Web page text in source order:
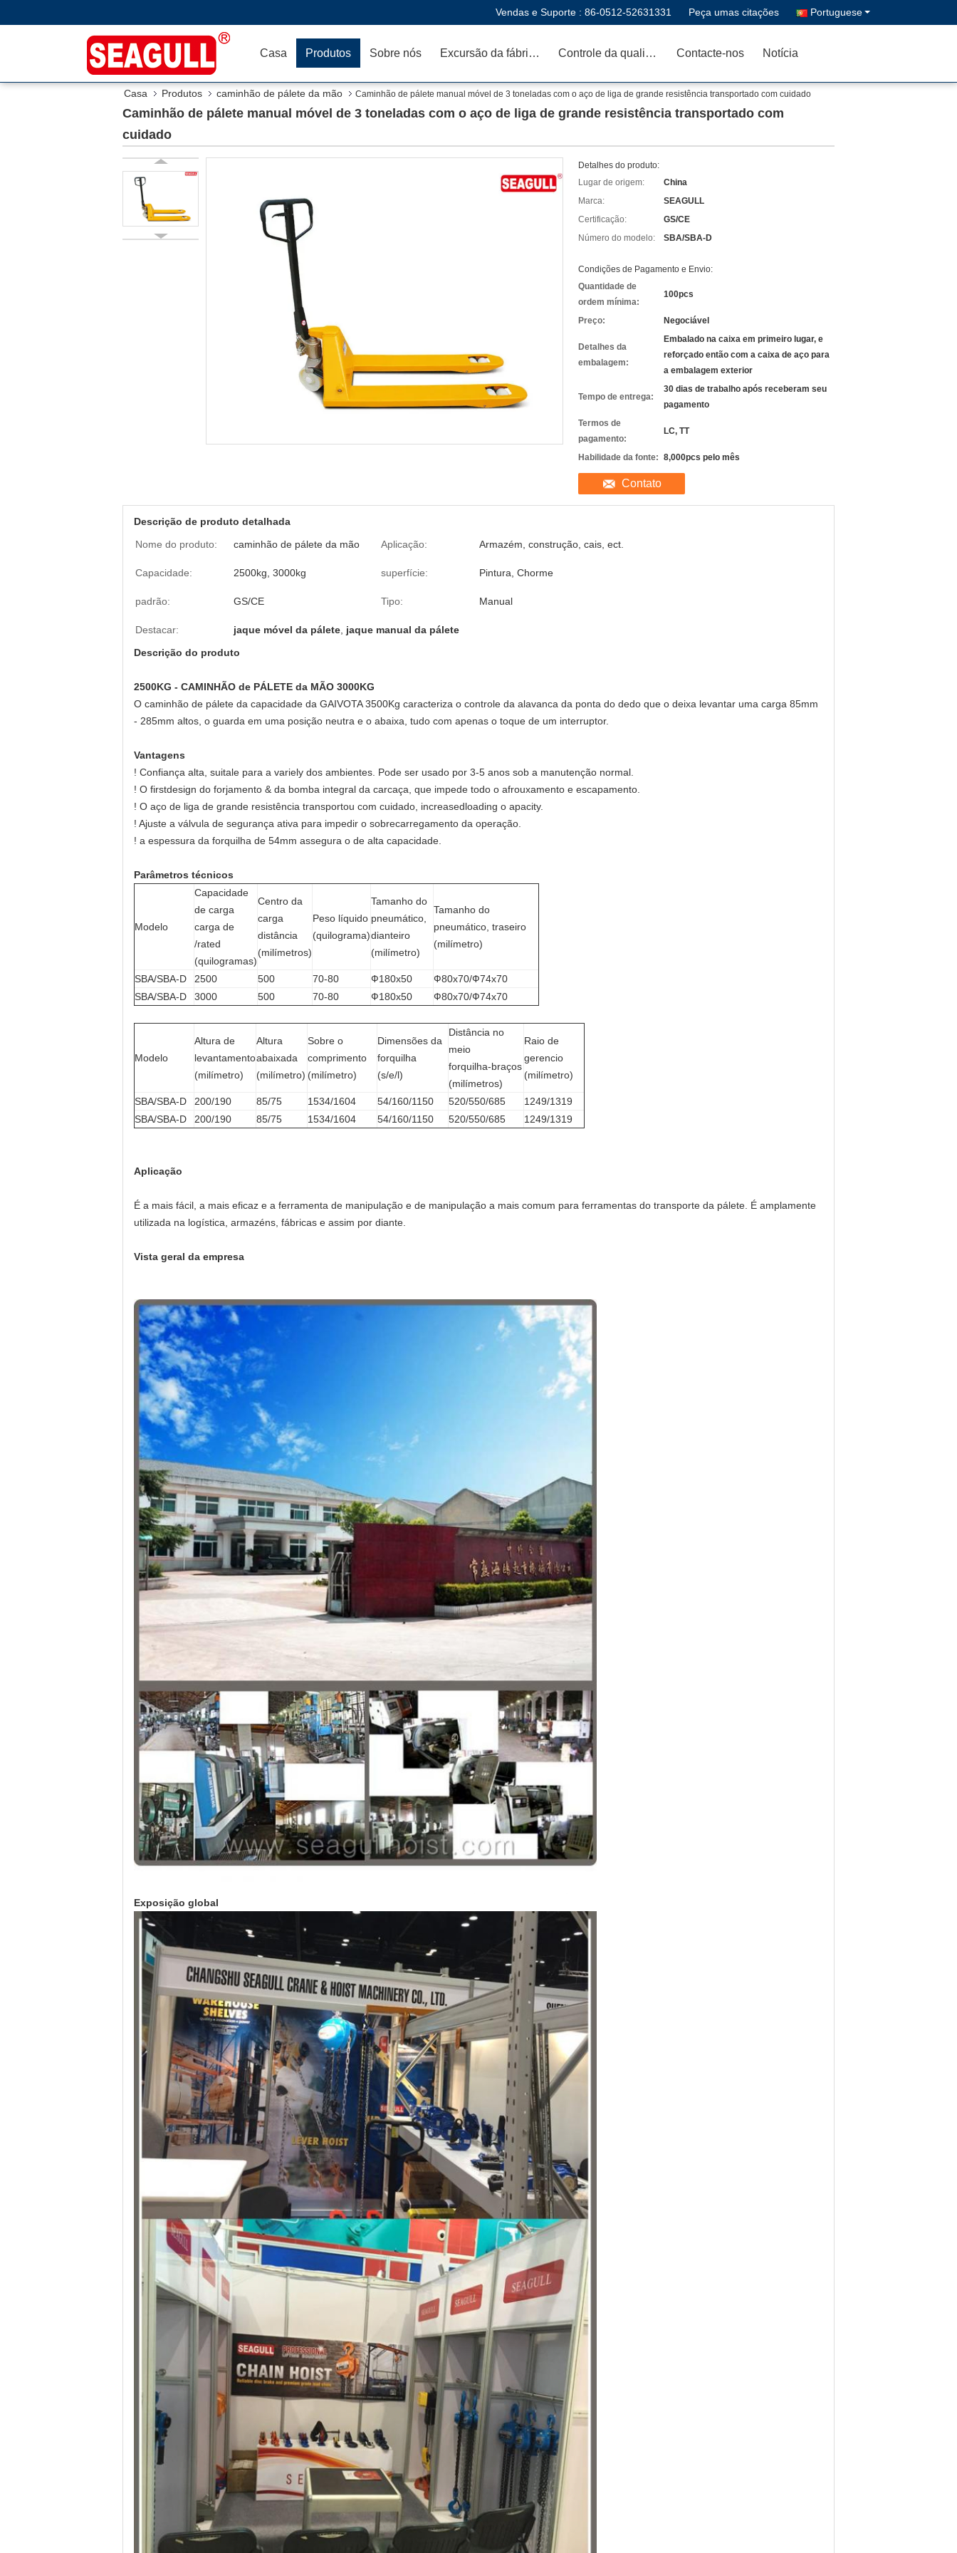
Vendas e Suporte : 86-0512-52631331 Peça umas citações Portuguese
Casa Produtos Sobre nós Excursão da fábrica Controle da qualidade Contacte-nos Notícia
Casa Produtos caminhão de pálete da mão Caminhão de pálete manual móvel de 3 toneladas com o aço de liga de grande resistência transportado com cuidado
Caminhão de pálete manual móvel de 3 toneladas com o aço de liga de grande resistência transportado com
cuidado
Detalhes do produto:
Lugar de origem:
China
Marca:
SEAGULL
Certificação:
GS/CE
Número do modelo:
SBA/SBA-D
Condições de Pagamento e Envio:
Quantidade de
ordem mínima:
100pcs
Preço: Negociável
Detalhes da
embalagem:
Embalado na caixa em primeiro lugar, e
reforçado então com a caixa de aço para
a embalagem exterior
Tempo de entrega:
30 dias de trabalho após receberam seu
pagamento
Termos de
pagamento:
LC, TT
Habilidade da fonte: 8,000pcs pelo mês
Contato
Descrição de produto detalhada
Nome do produto:
caminhão de pálete da mão Aplicação: Armazém, construção, cais, ect.
Capacidade: 2500kg, 3000kg superfície: Pintura, Chorme
padrão: GS/CE Tipo: Manual
Destacar: jaque móvel da pálete jaque manual da pálete
Descrição do produto
2500KG - CAMINHÃO de PÁLETE da MÃO 3000KG
O caminhão de pálete da capacidade da GAIVOTA 3500Kg caracteriza o controle da alavanca da ponta do dedo que o deixa levantar uma carga 85mm
- 285mm altos, o guarda em uma posição neutra e o abaixa, tudo com apenas o toque de um interruptor.
Vantagens
! Confiança alta, suitale para a variely dos ambientes. Pode ser usado por 3-5 anos sob a manutenção normal.
! O firstdesign do forjamento & da bomba integral da carcaça, que impede todo o afrouxamento e escapamento.
! O aço de liga de grande resistência transportou com cuidado, increasedloading o apacity.
! Ajuste a válvula de segurança ativa para impedir o sobrecarregamento da operação.
! a espessura da forquilha de 54mm assegura o de alta capacidade.
Parâmetros técnicos
Modelo
Capacidade
de carga
carga de
/rated
(quilogramas)
Centro da
carga
distância
(milímetros)
Peso líquido
(quilograma)
Tamanho do
pneumático,
dianteiro
(milímetro)
Tamanho do
pneumático, traseiro
(milímetro)
SBA/SBA-D 2500 500 70-80 Ф180x50
Ф80x70/Ф74x70
SBA/SBA-D
3000 500 70-80 Ф180x50 Ф80x70/Ф74x70
Modelo
Altura de
levantamento
(milímetro)
Altura
abaixada
(milímetro)
Sobre o
comprimento
(milímetro)
Dimensões da
forquilha
(s/e/l)
Distância no
meio
forquilha-braços
(milímetros)
Raio de
gerencio
(milímetro)
SBA/SBA-D 200/190 85/75 1534/1604 54/160/1150 520/550/685
1249/1319
SBA/SBA-D
200/190 85/75 1534/1604 54/160/1150 520/550/685 1249/1319
Aplicação
É a mais fácil, a mais eficaz e a ferramenta de manipulação e de manipulação a mais comum para ferramentas do transporte da pálete. É amplamente
utilizada na logística, armazéns, fábricas e assim por diante.
Vista geral da empresa
Exposição global